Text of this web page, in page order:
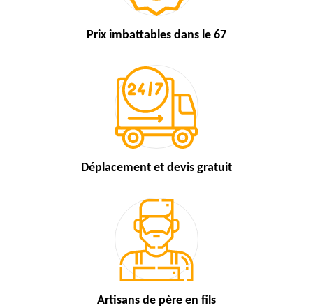
Prix imbattables dans le 67
Déplacement et devis gratuit
Artisans de père en fils